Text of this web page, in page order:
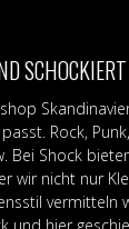
SCHOCKIERT
Rock,
Bei Shock
wir nicht nur
vermitteln
und hier